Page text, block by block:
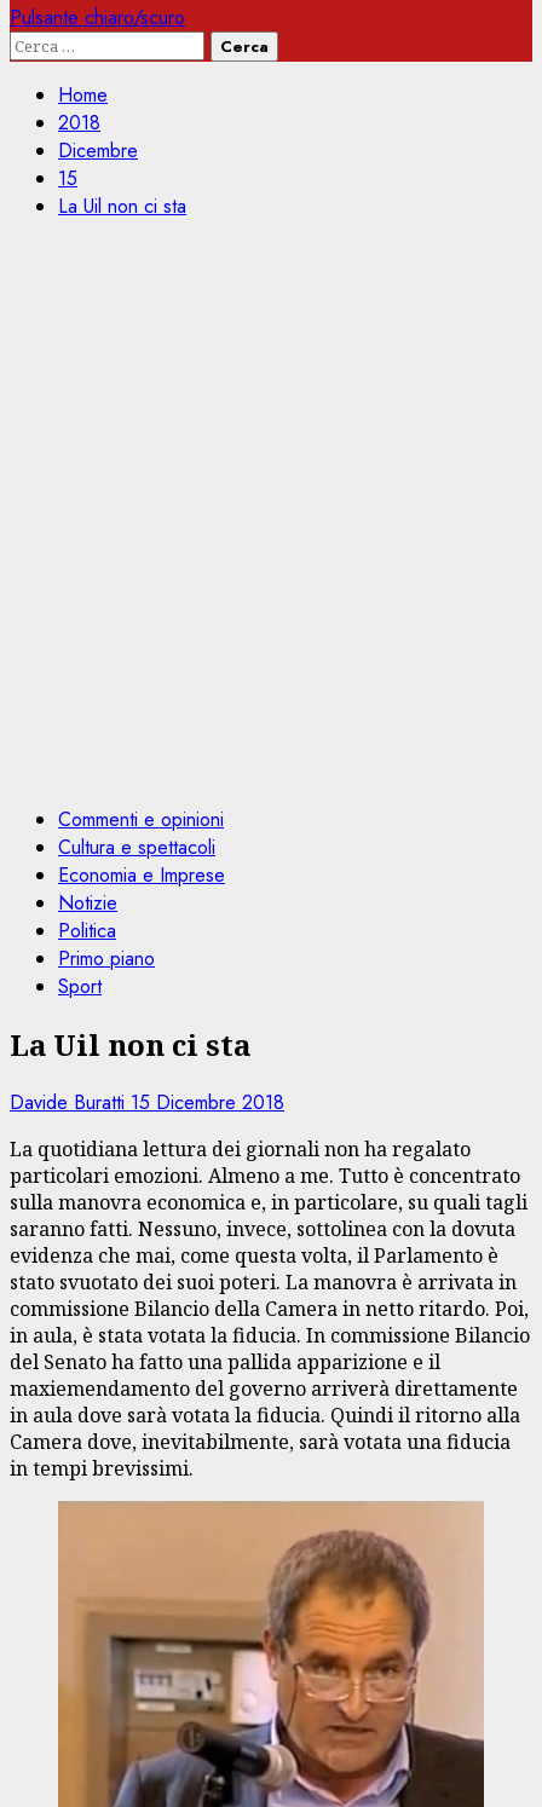
Pulsante chiaro/scuro
Ricerca
Home
2018
Dicembre
15
La Uil non ci sta
Commenti e opinioni
Cultura e spettacoli
Economia e Imprese
Notizie
Politica
Primo piano
Sport
La Uil non ci sta
Davide Buratti 15 Dicembre 2018
La quotidiana lettura dei giornali non ha regalato
particolari emozioni. Almeno a me. Tutto è concentrato
sulla manovra economica e, in particolare, su quali tagli
saranno fatti. Nessuno, invece, sottolinea con la dovuta
evidenza che mai, come questa volta, il Parlamento è
stato svuotato dei suoi poteri. La manovra è arrivata in
commissione Bilancio della Camera in netto ritardo. Poi,
in aula, è stata votata la fiducia. In commissione Bilancio
del Senato ha fatto una pallida apparizione e il
maxiemendamento del governo arriverà direttamente
in aula dove sarà votata la fiducia. Quindi il ritorno alla
Camera dove, inevitabilmente, sarà votata una fiducia
in tempi brevissimi.